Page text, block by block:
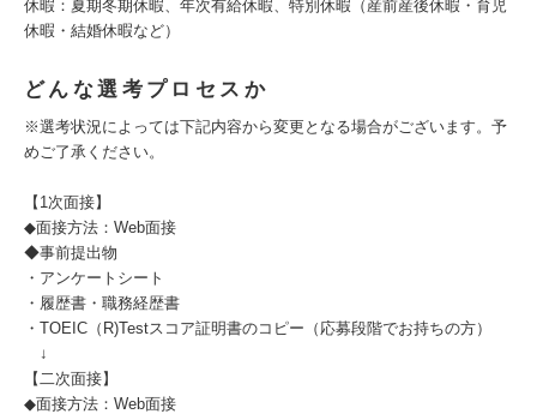
休暇：夏期冬期休暇、年次有給休暇、特別休暇（産前産後休暇・育児
休暇・結婚休暇など）
どんな選考プロセスか
※選考状況によっては下記内容から変更となる場合がございます。予
めご了承ください。
【1次面接】
◆面接方法：Web面接
◆事前提出物
・アンケートシート
・履歴書・職務経歴書
・TOEIC（R)Testスコア証明書のコピー（応募段階でお持ちの方）
↓
【二次面接】
◆面接方法：Web面接